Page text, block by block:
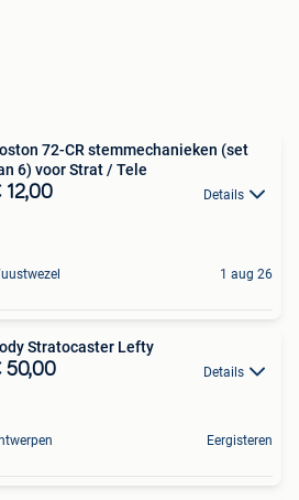
72-CR stemmechanieken (set
6) voor Strat / Tele
12,00 Details
1 aug 26
Stratocaster Lefty
50,00 Details
Eergisteren